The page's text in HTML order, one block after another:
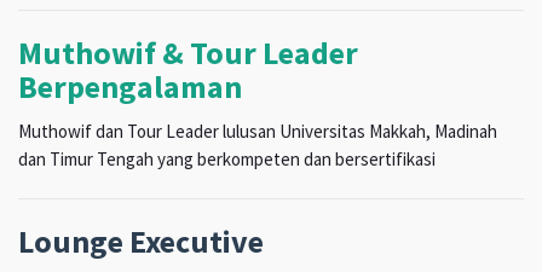
Muthowif & Tour Leader
Berpengalaman
Muthowif dan Tour Leader lulusan Universitas Makkah, Madinah
dan Timur Tengah yang berkompeten dan bersertifikasi
Lounge Executive